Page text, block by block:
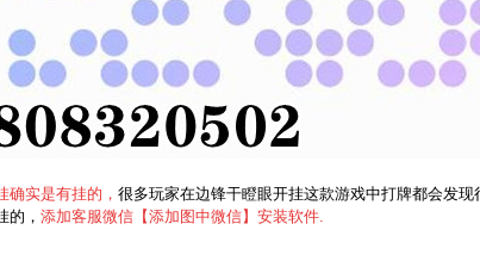
确实是有挂的， 很多玩家在边锋干瞪眼开挂这款游戏中打牌都会发
的， 添加客服微信【添加图中微信】安装软件.